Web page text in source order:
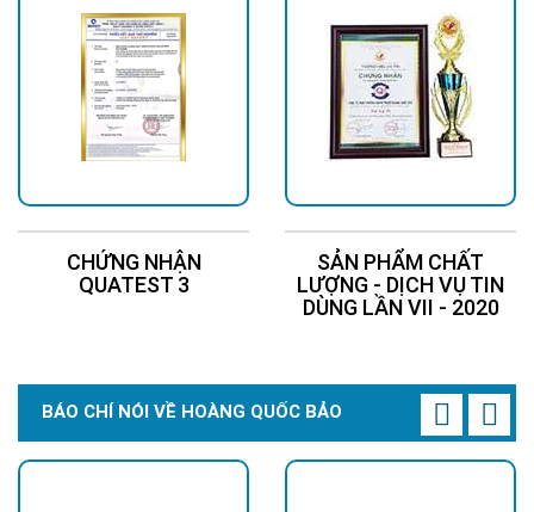
CHỨNG NHẬN
QUATEST 3
SẢN PHẨM CHẤT
LƯỢNG - DỊCH VỤ TIN
DÙNG LẦN VII - 2020
BÁO CHÍ NÓI VỀ HOÀNG QUỐC BẢO